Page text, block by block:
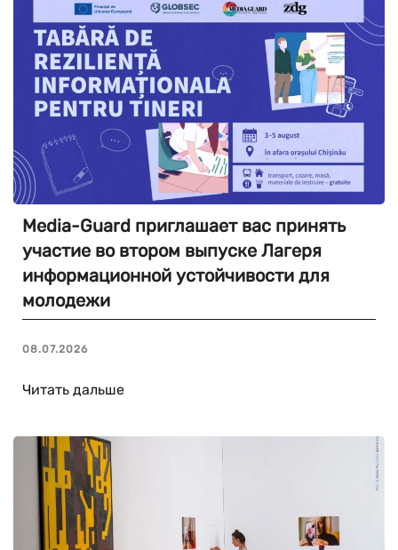
Media-Guard приглашает вас принять
участие во втором выпуске Лагеря
информационной устойчивости для
молодежи
08.07.2026
Читать дальше